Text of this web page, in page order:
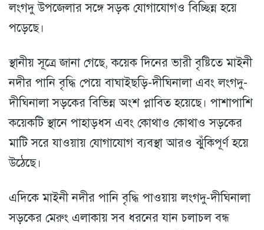
লংগদু উপজেলার সঙ্গে সড়ক যোগাযোগও বিচ্ছিন্ন হয়ে
পড়েছে।
স্থানীয় সূত্রে জানা গেছে, কয়েক দিনের ভারী বৃষ্টিতে মাইনী
নদীর পানি বৃদ্ধি পেয়ে বাঘাইছড়ি-দীঘিনালা এবং লংগদু-
দীঘিনালা সড়কের বিভিন্ন অংশ প্লাবিত হয়েছে। পাশাপাশি
কয়েকটি স্থানে পাহাড়ধস এবং কোথাও কোথাও সড়কের
মাটি সরে যাওয়ায় যোগাযোগ ব্যবস্থা আরও ঝুঁকিপূর্ণ হয়ে
উঠেছে।
এদিকে মাইনী নদীর পানি বৃদ্ধি পাওয়ায় লংগদু-দীঘিনালা
সড়কের মেরুং এলাকায় সব ধরনের যান চলাচল বন্ধ